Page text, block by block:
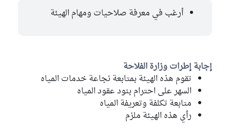
أرغب في معرفة صلاحيات ومهام الهيئة
إجابة إطرات وزارة الفلاحة
تقوم هذه الهيئة بمتابعة نجاعة خدمات المياه
السهر على احترام بنود عقود المياه
متابعة تكلفة وتعريفة المياه
رأي هذه الهيئة ملزم